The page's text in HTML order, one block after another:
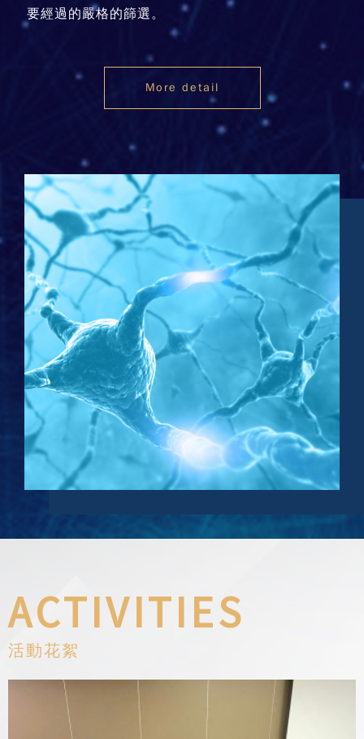
要經過的嚴格的篩選。
More detail
ACTIVITIES
活動花絮